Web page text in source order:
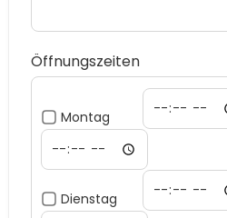
Öffnungszeiten
Montag
Dienstag